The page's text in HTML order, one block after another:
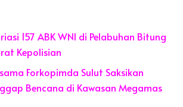
157 ABK WNI di Pelabuhan Bitung
Kepolisian
Forkopimda Sulut Saksikan
Bencana di Kawasan Megamas